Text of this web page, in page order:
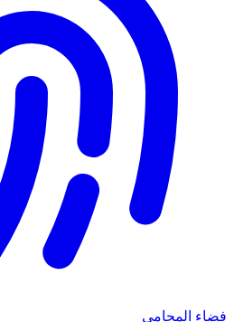
فضاء المحامي